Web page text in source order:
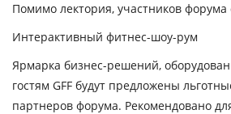
Помимо лектория, участников
Интерактивный фитнес-шоу-рум
Ярмарка бизнес-решений,
гостям GFF будут предложены
партнеров форума. Рекомендовано